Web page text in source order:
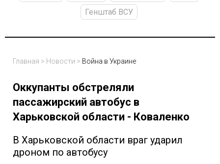
Генштаб ВСУ
Главная > Новости > Война в Украине
Оккупанты обстреляли
пассажирский автобус в
Харьковской области - Коваленко
В Харьковской области враг ударил
дроном по автобусу